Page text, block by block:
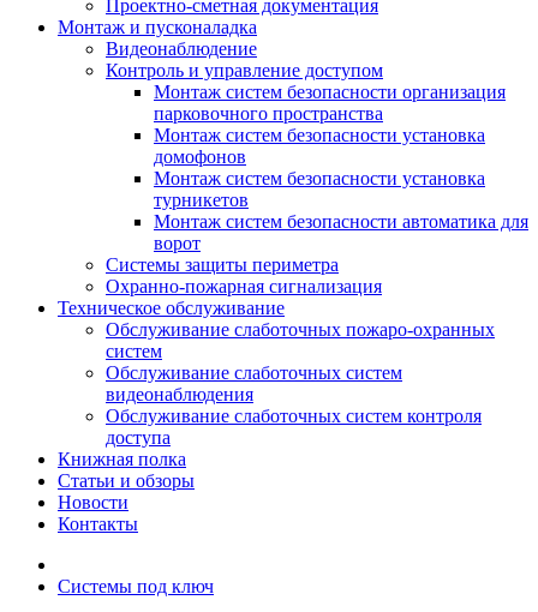
Проектно-сметная документация
Монтаж и пусконаладка
Видеонаблюдение
Контроль и управление доступом
Монтаж систем безопасности организация
парковочного пространства
Монтаж систем безопасности установка
домофонов
Монтаж систем безопасности установка
турникетов
Монтаж систем безопасности автоматика для
ворот
Системы защиты периметра
Охранно-пожарная сигнализация
Техническое обслуживание
Обслуживание слаботочных пожаро-охранных
систем
Обслуживание слаботочных систем
видеонаблюдения
Обслуживание слаботочных систем контроля
доступа
Книжная полка
Статьи и обзоры
Новости
Контакты
Системы под ключ